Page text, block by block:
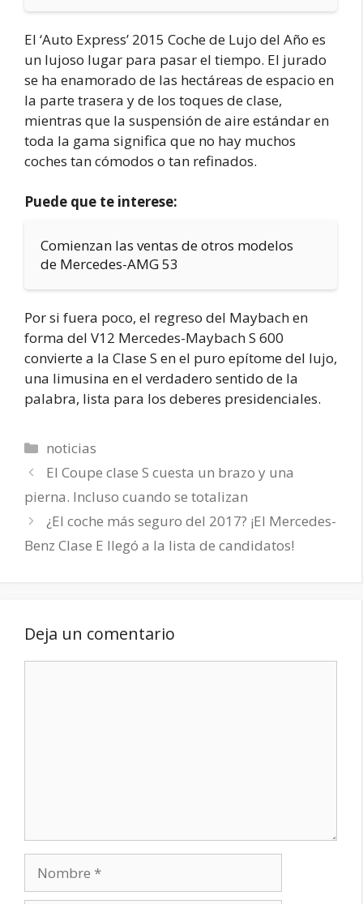
El ‘Auto Express’ 2015 Coche de Lujo del Año es
un lujoso lugar para pasar el tiempo. El jurado
se ha enamorado de las hectáreas de espacio en
la parte trasera y de los toques de clase,
mientras que la suspensión de aire estándar en
toda la gama significa que no hay muchos
coches tan cómodos o tan refinados.
Puede que te interese:
Comienzan las ventas de otros modelos
de Mercedes-AMG 53
Por si fuera poco, el regreso del Maybach en
forma del V12 Mercedes-Maybach S 600
convierte a la Clase S en el puro epítome del lujo,
una limusina en el verdadero sentido de la
palabra, lista para los deberes presidenciales.
Categorías
noticias
El Coupe clase S cuesta un brazo y una
pierna. Incluso cuando se totalizan
¿El coche más seguro del 2017? ¡El Mercedes-
Benz Clase E llegó a la lista de candidatos!
Deja un comentario